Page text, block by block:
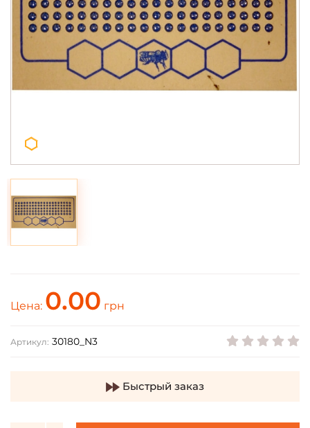
Цена: 0.00 грн
Артикул: 30180_N3
Быстрый заказ